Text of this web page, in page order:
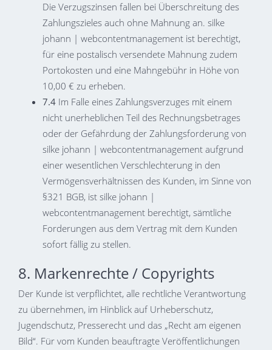
Die Verzugszinsen fallen bei Überschreitung des
Zahlungszieles auch ohne Mahnung an. silke
johann | webcontentmanagement ist berechtigt,
für eine postalisch versendete Mahnung zudem
Portokosten und eine Mahngebühr in Höhe von
10,00 € zu erheben.
7.4 Im Falle eines Zahlungsverzuges mit einem
nicht unerheblichen Teil des Rechnungsbetrages
oder der Gefährdung der Zahlungsforderung von
silke johann | webcontentmanagement aufgrund
einer wesentlichen Verschlechterung in den
Vermögensverhältnissen des Kunden, im Sinne von
§321 BGB, ist silke johann |
webcontentmanagement berechtigt, sämtliche
Forderungen aus dem Vertrag mit dem Kunden
sofort fällig zu stellen.
8. Markenrechte / Copyrights
Der Kunde ist verpflichtet, alle rechtliche Verantwortung
zu übernehmen, im Hinblick auf Urheberschutz,
Jugendschutz, Presserecht und das „Recht am eigenen
Bild“. Für vom Kunden beauftragte Veröffentlichungen